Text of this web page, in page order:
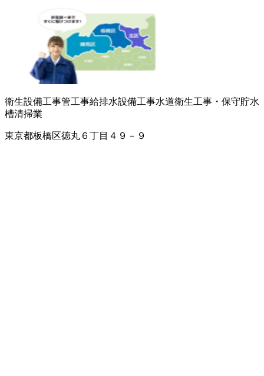
衛生設備工事管工事給排水設備工事水道衛生工事・保守貯水
槽清掃業
東京都板橋区徳丸６丁目４９－９